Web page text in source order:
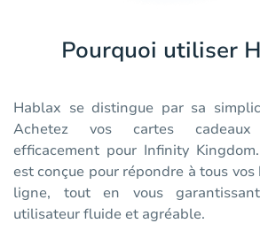
Pourquoi utiliser
Hablax se distingue par sa
Achetez vos cartes
efficacement pour Infinity
est conçue pour répondre à tous
ligne, tout en vous
utilisateur fluide et agréable.